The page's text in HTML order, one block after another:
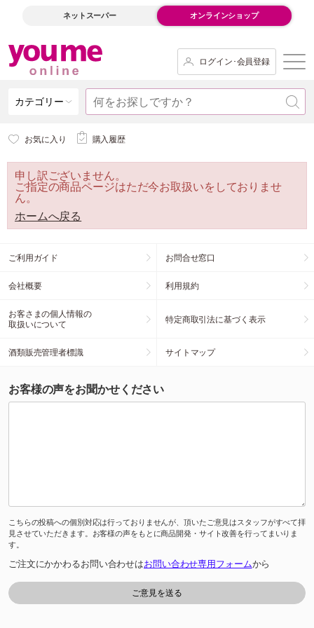
ネットスーパー オンラインショップ
ログイン･会員登録
カテゴリー
お気に入り 購入履歴
申し訳ございません。
ご指定の商品ページはただ今お取扱いをしておりませ
ん。
ホームへ戻る
ご利用ガイド お問合せ窓口
会社概要 利用規約
お客さまの個人情報の
取扱いについて
特定商取引法に基づく表示
酒類販売管理者標識 サイトマップ
お客様の声をお聞かせください
こちらの投稿への個別対応は行っておりませんが、頂いたご意見はスタッフがすべて拝
見させていただきます。お客様の声をもとに商品開発・サイト改善を行ってまいりま
す。
ご注文にかかわるお問い合わせはお問い合わせ専用フォームから